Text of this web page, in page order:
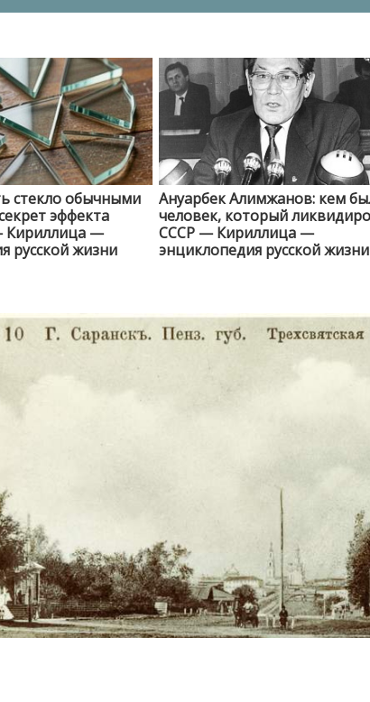
стекло обычными
эффекта
Кириллица —
русской жизни
Ануарбек Алимжанов: кем
человек, который
СССР — Кириллица —
энциклопедия русской жизни